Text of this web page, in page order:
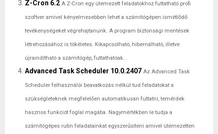
Z-Cron 6.2 A Z-Cron egy ütemezett feladatokhoz futtatható profi
szoftver amivel kényelmesebben lehet a számítógépen ismétlődő
tevékenységeket végrehajtanunk. A program biztonsági mentések
létrehozásához is tökéletes. Kikapcsolható, hibernálható, illetve
újraindítható a számítógép, futtathatóak...
Advanced Task Scheduler 10.0.2407 Az Advanced Task
Scheduler felhasználói beavatkozás nélkül tud feladatokat a
szükségleteknek megfelelően automatikusan futtatni, temérdek
hasznos funkciót foglal magába. Nagymértékben le tudja a
számítógépes rutin feladatainkat egyszerűsíteni amivel ütemezetten